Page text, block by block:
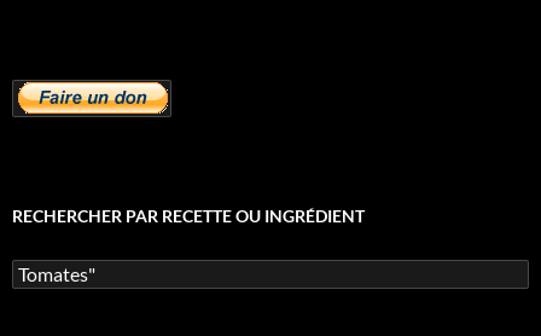
RECHERCHER PAR RECETTE OU INGRÉDIENT
Rechercher :